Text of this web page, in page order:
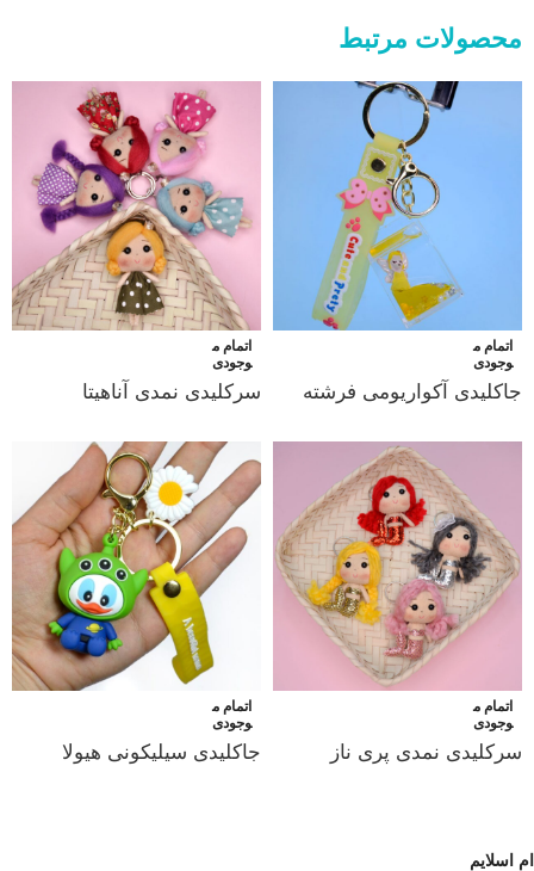
محصولات مرتبط
اتمام م
وجودی
جاکلیدی آکواریومی فرشته
اتمام م
وجودی
سرکلیدی نمدی آناهیتا
اتمام م
وجودی
سرکلیدی نمدی پری ناز
اتمام م
وجودی
جاکلیدی سیلیکونی هیولا
ام اسلایم